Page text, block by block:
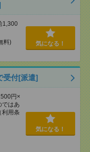
1,300
料)
気になる！
受付[派遣]
円×
はあ
用条
気になる！